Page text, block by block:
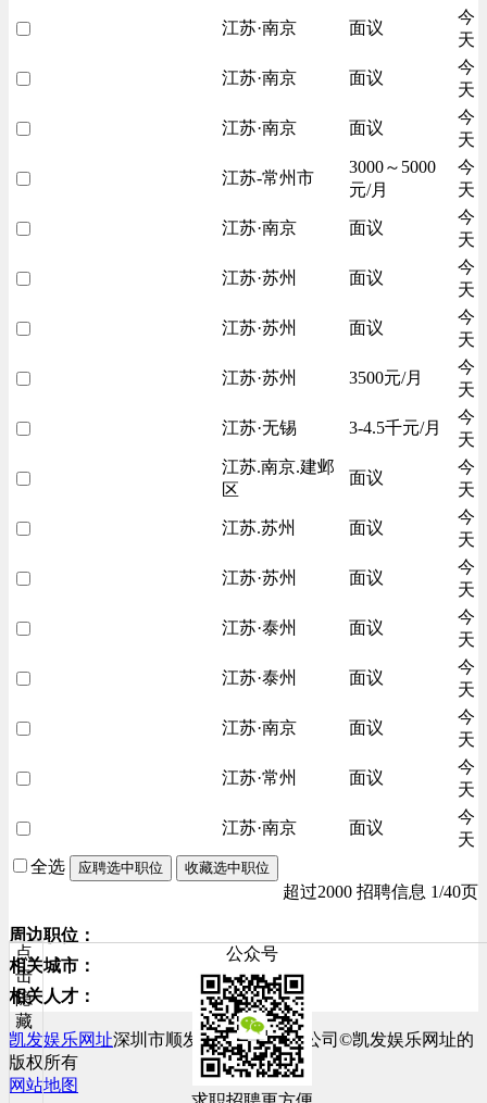
江苏·南京 面议
今
天
江苏·南京 面议
今
天
江苏·南京 面议
今
天
江苏-常州市
3000～5000
元/月
今
天
江苏·南京 面议
今
天
江苏·苏州 面议
今
天
江苏·苏州 面议
今
天
江苏·苏州 3500元/月
今
天
江苏·无锡 3-4.5千元/月
今
天
江苏.南京.建邺
区
面议
今
天
江苏.苏州 面议
今
天
江苏·苏州 面议
今
天
江苏·泰州 面议
今
天
江苏·泰州 面议
今
天
江苏·南京 面议
今
天
江苏·常州 面议
今
天
江苏·南京 面议
今
天
全选
应聘选中职位 收藏选中职位
超过2000 招聘信息 1/40页
周边职位：
相关城市：
相关人才：
凯发娱乐网址深圳市顺发网络科技有限公司©凯发娱乐网址的
版权所有
点
击
隐
藏
公众号
网站地图